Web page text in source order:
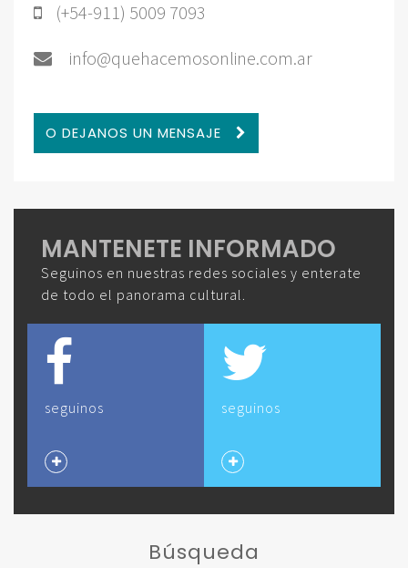
(+54-911) 5009 7093
info@quehacemosonline.com.ar
O DEJANOS UN MENSAJE
MANTENETE INFORMADO
Seguinos en nuestras redes sociales y enterate
de todo el panorama cultural.
seguinos seguinos
Búsqueda